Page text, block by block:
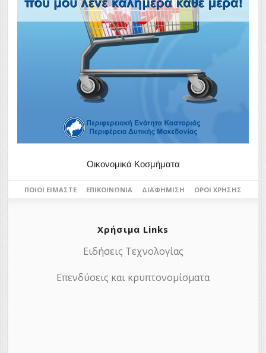
Οικονομικά Κοσμήματα
ΠΟΙΟΙ ΕΊΜΑΣΤΕ ΕΠΙΚΟΙΝΩΝΊΑ ΔΙΑΦΉΜΙΣΗ ΌΡΟΙ ΧΡΉΣΗΣ
Χρήσιμα Links
Ειδήσεις Τεχνολογίας
Επενδύσεις και κρυπτονομίσματα